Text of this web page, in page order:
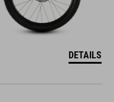
DETAILS